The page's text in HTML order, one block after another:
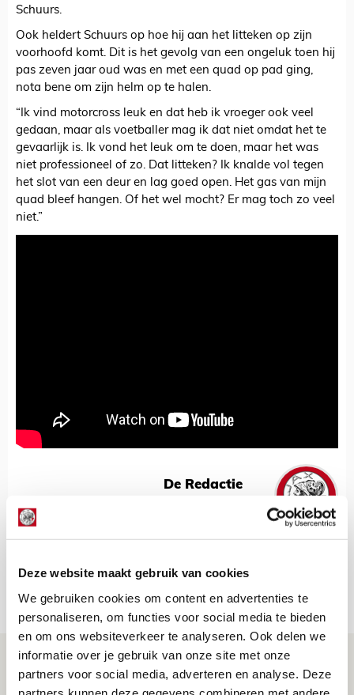
Deze website maakt gebruik van cookies
We gebruiken cookies om content en advertenties te
personaliseren, om functies voor social media te bieden
en om ons websiteverkeer te analyseren. Ook delen we
informatie over je gebruik van onze site met onze
partners voor social media, adverteren en analyse. Deze
Schuurs.
Ook heldert Schuurs op hoe hij aan het litteken op zijn
voorhoofd komt. Dit is het gevolg van een ongeluk toen hij
pas zeven jaar oud was en met een quad op pad ging,
nota bene om zijn helm op te halen.
“Ik vind motorcross leuk en dat heb ik vroeger ook veel
gedaan, maar als voetballer mag ik dat niet omdat het te
gevaarlijk is. Ik vond het leuk om te doen, maar het was
niet professioneel of zo. Dat litteken? Ik knalde vol tegen
het slot van een deur en lag goed open. Het gas van mijn
quad bleef hangen. Of het wel mocht? Er mag toch zo veel
niet.”
De Redactie
Bekijk alle berichten van De Redactie
Net binnen //
Míchel geeft blessure-update en
spreekt over Godts, Baas en